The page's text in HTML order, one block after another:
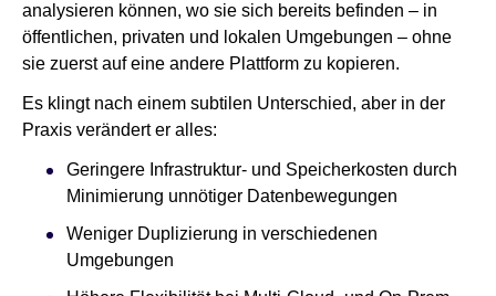
analysieren können, wo sie sich bereits befinden – in
öffentlichen, privaten und lokalen Umgebungen – ohne
sie zuerst auf eine andere Plattform zu kopieren.
Es klingt nach einem subtilen Unterschied, aber in der
Praxis verändert er alles:
Geringere Infrastruktur- und Speicherkosten durch
Minimierung unnötiger Datenbewegungen
Weniger Duplizierung in verschiedenen
Umgebungen